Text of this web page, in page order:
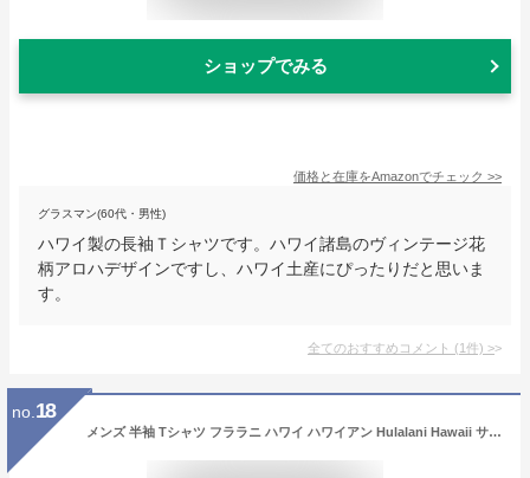
ショップでみる
価格と在庫をAmazonでチェック >>
グラスマン(60代・男性)
ハワイ製の長袖Ｔシャツです。ハワイ諸島のヴィンテージ花
柄アロハデザインですし、ハワイ土産にぴったりだと思いま
す。
全てのおすすめコメント (1件) >
no. 18
メンズ 半袖 Tシャツ フララニ ハワイ ハワイアン Hulalani Hawaii サーフブランド (メンズ/ホワイト) ハワイアン雑貨 232HU1ST057 (L)